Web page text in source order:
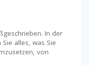
In der
alles, was Sie
von